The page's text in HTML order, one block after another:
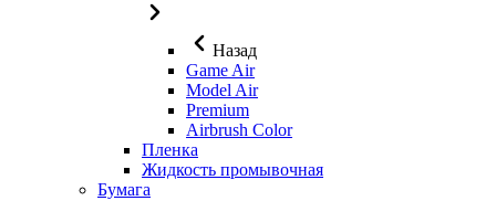
Назад
Game Air
Model Air
Premium
Airbrush Color
Пленка
Жидкость промывочная
Бумага